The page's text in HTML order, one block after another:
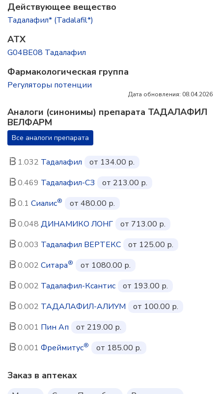
Действующее вещество
Тадалафил* (Tadalafil*)
ATX
G04BE08 Тадалафил
Фармакологическая группа
Регуляторы потенции
Дата обновления: 08.04.2026
Аналоги (синонимы) препарата ТАДАЛАФИЛ
ВЕЛФАРМ
Все аналоги препарата
1.032 Тадалафил
от 134.00 р.
0.469 Тадалафил-СЗ
от 213.00 р.
0.1 Сиалис®
от 480.00 р.
0.048 ДИНАМИКО ЛОНГ
от 713.00 р.
0.003 Тадалафил ВЕРТЕКС
от 125.00 р.
0.002 Ситара®
от 1080.00 р.
0.002 Тадалафил-Ксантис
от 193.00 р.
0.002 ТАДАЛАФИЛ-АЛИУМ
от 100.00 р.
0.001 Пин Ап
от 219.00 р.
0.001 Фреймитус® от 185.00 р.
Заказ в аптеках